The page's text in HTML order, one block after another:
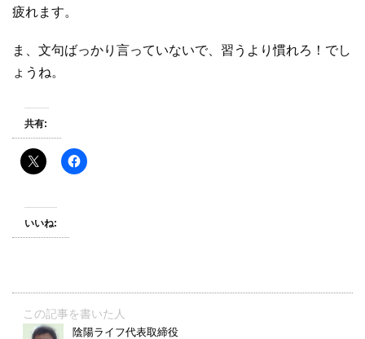
疲れます。
ま、文句ばっかり言っていないで、習うより慣れろ！でし
ょうね。
共有:
いいね:
この記事を書いた人
陰陽ライフ代表取締役